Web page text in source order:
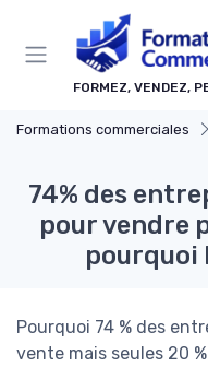
FORMEZ, VENDEZ,
Formations commerciales
74% des
pour vendre
pourquoi
Pourquoi 74 % des
vente mais seules 20
Panneau de gestion des